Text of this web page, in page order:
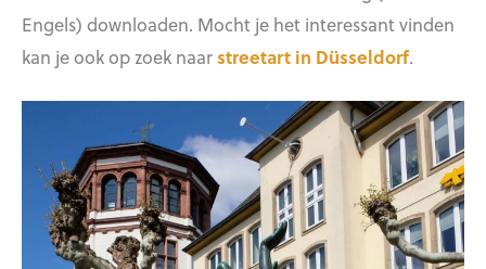
Engels) downloaden. Mocht je het interessant vinden
kan je ook op zoek naarstreetart in Düsseldorf.